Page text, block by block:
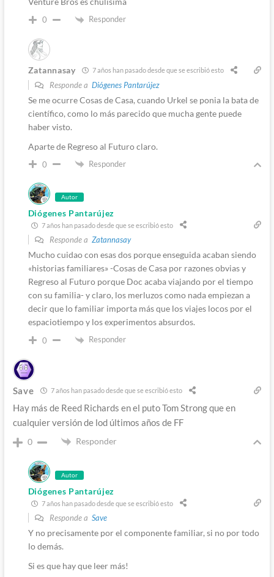
0 Responder
Zatannasay 7 años han pasado desde que se escribió esto
Responde a Diógenes Pantarújez
Se me ocurre Cosas de Casa, cuando Urkel se ponia la bata de
científico, como lo más parecido que mucha gente puede
haber visto.
Aparte de Regreso al Futuro claro.
0 Responder
Autor
Diógenes Pantarújez
7 años han pasado desde que se escribió esto
Responde a Zatannasay
Mucho cuidao con esas dos porque enseguida acaban siendo
«historias familiares» -Cosas de Casa por razones obvias y
Regreso al Futuro porque Doc acaba viajando por el tiempo
con su familia- y claro, los merluzos como nada empiezan a
decir que lo familiar importa más que los viajes locos por el
espaciotiempo y los experimentos absurdos.
0 Responder
Save 7 años han pasado desde que se escribió esto
Hay más de Reed Richards en el puto Tom Strong que en
cualquier versión de lod últimos años de FF
0 Responder
Autor
Diógenes Pantarújez
7 años han pasado desde que se escribió esto
Responde a Save
Y no precisamente por el componente familiar, si no por todo
lo demás.
Si es que hay que leer más!